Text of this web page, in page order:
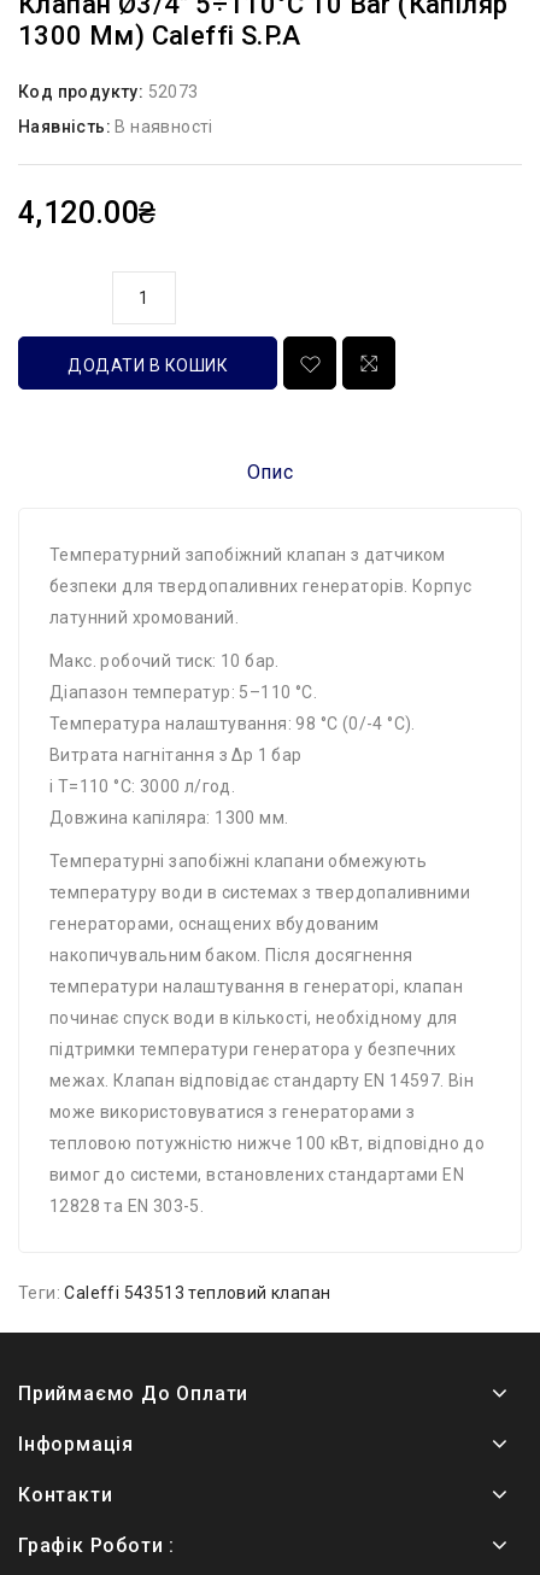
1300 Мм) Caleffi S.p.a
Код продукту: 52073
Наявність: В наявності
4,120.00₴
ДОДАТИ В КОШИК
Опис
Температурний запобіжний клапан з датчиком
безпеки для твердопаливних генераторів. Корпус
латунний хромований.
Макс. робочий тиск: 10 бар.
Діапазон температур: 5–110 °C.
Температура налаштування: 98 °C (0/-4 °C).
Витрата нагнітання з Δp 1 бар
і T=110 °C: 3000 л/год.
Довжина капіляра: 1300 мм.
Температурні запобіжні клапани обмежують
температуру води в системах з твердопаливними
генераторами, оснащених вбудованим
накопичувальним баком. Після досягнення
температури налаштування в генераторі, клапан
починає спуск води в кількості, необхідному для
підтримки температури генератора у безпечних
межах. Клапан відповідає стандарту EN 14597. Він
може використовуватися з генераторами з
тепловою потужністю нижче 100 кВт, відповідно до
вимог до системи, встановлених стандартами EN
12828 та EN 303-5.
Теги:Caleffi 543513 тепловий клапан
Приймаємо До Оплати
Інформація
Контакти
Графік Роботи :